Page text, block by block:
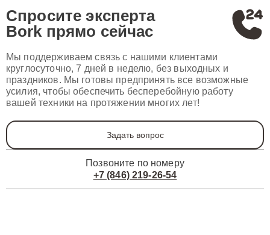
Спросите эксперта
Bork прямо сейчас
Мы поддерживаем связь с нашими клиентами
круглосуточно, 7 дней в неделю, без выходных и
праздников. Мы готовы предпринять все возможные
усилия, чтобы обеспечить бесперебойную работу
вашей техники на протяжении многих лет!
Задать вопрос
Позвоните по номеру
+7 (846) 219-26-54